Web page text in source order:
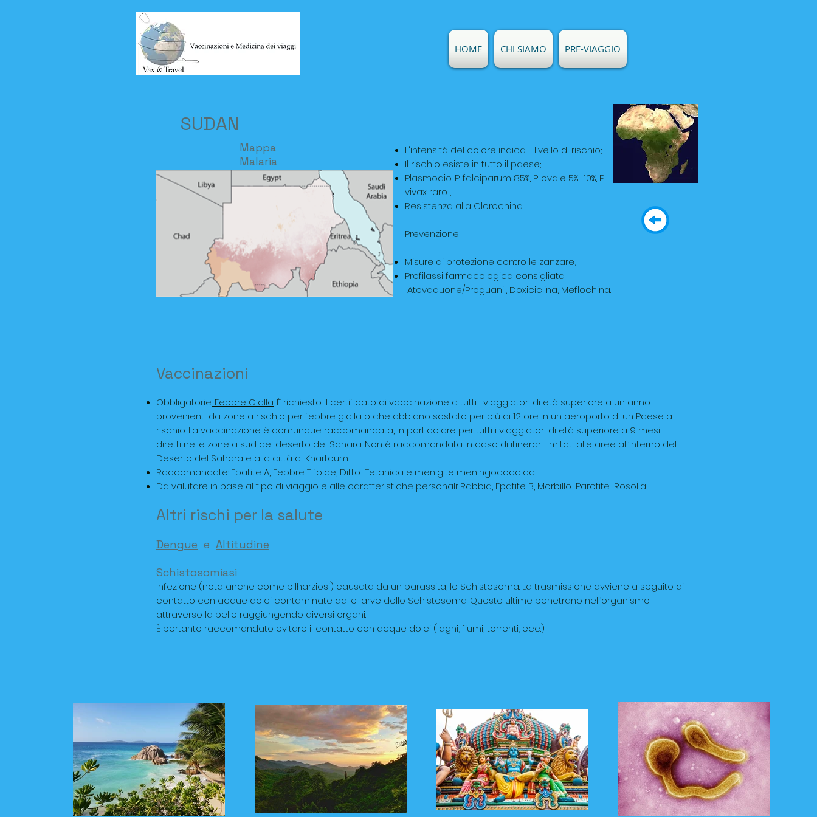
HOME CHI SIAMO PRE-VIAGGIO
SUDAN
Mappa
Malaria
L'intensità del colore indica il livello di rischio;
Il rischio esiste in tutto il paese;
Plasmodio: P. falciparum 85%, P. ovale 5%–10%, P.
vivax raro ;
Resistenza alla Clorochina.
Prevenzione
Misure di protezione contro le zanzare;
Profilassi farmacologica consigliata:
Atovaquone/Proguanil, Doxiciclina, Meflochina.
Vaccinazioni
Obbligatorie: Febbre Gialla. È richiesto il certificato di vaccinazione a tutti i viaggiatori di età superiore a un anno
provenienti da zone a rischio per febbre gialla o che abbiano sostato per più di 12 ore in un aeroporto di un Paese a
rischio. La vaccinazione è comunque raccomandata, in particolare per tutti i viaggiatori di età superiore a 9 mesi
diretti nelle zone a sud del deserto del Sahara. Non è raccomandata in caso di itinerari limitati alle aree all’interno del
Deserto del Sahara e alla città di Khartoum.
Raccomandate: Epatite A, Febbre Tifoide, Difto-Tetanica e menigite meningococcica.
Da valutare in base al tipo di viaggio e alle caratteristiche personali: Rabbia, Epatite B, Morbillo-Parotite-Rosolia.
Altri rischi per la salute
Dengue e Altitudine
Schistosomiasi
Infezione (nota anche come bilharziosi) causata da un parassita, lo Schistosoma. La trasmissione avviene a seguito di
contatto con acque dolci contaminate dalle larve dello Schistosoma. Queste ultime penetrano nell’organismo
attraverso la pelle raggiungendo diversi organi.
È pertanto raccomandato evitare il contatto con acque dolci (laghi, fiumi, torrenti, ecc.).